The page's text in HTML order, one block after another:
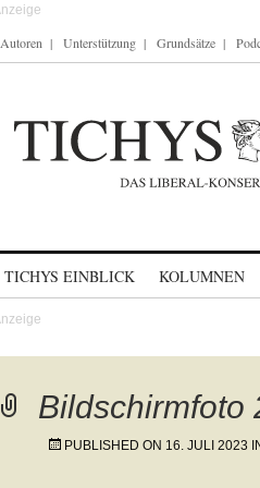
Autoren Unterstützung Grundsätze
TICHYS EINBLICK KOLUMNEN
Bildschirmfoto
PUBLISHED ON 16. JULI 2023